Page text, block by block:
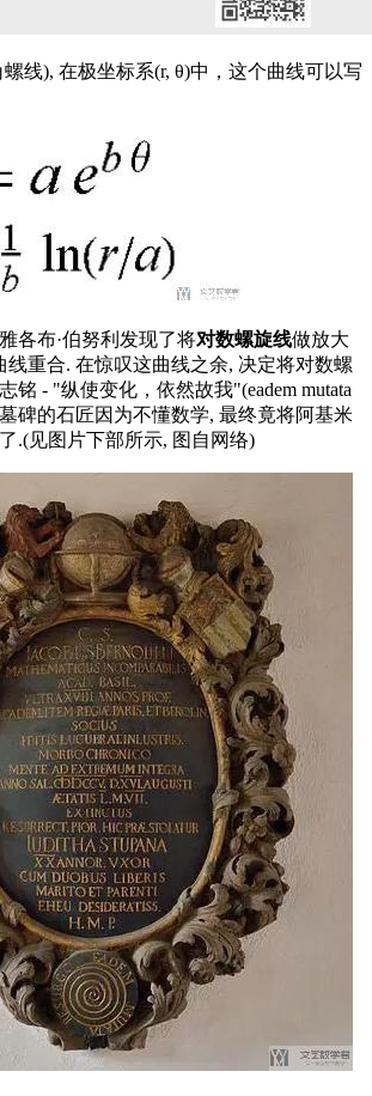
线), 在极坐标系(r, θ)中，这个曲线可以写
各布·伯努利发现了将对数螺旋线做放大
线重合. 在惊叹这曲线之余, 决定将对数螺
铭 - "纵使变化，依然故我"(eadem mutata
碑的石匠因为不懂数学, 最终竟将阿基米
.(见图片下部所示, 图自网络)